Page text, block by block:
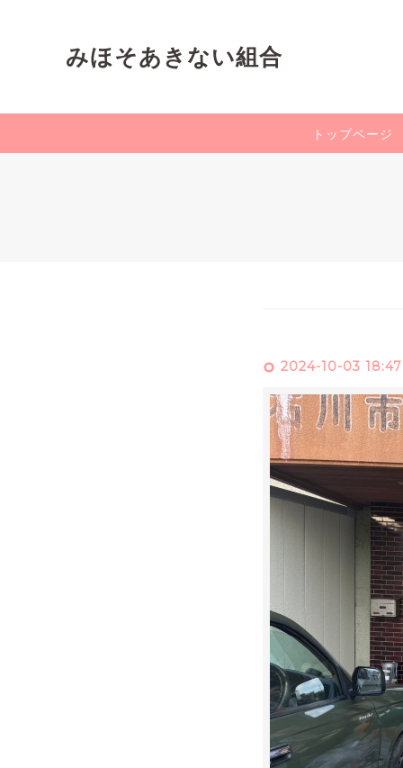
みほそあきない組合
トップページ
2024-10-03